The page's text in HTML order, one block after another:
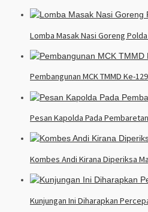
Lomba Masak Nasi Goreng
Pembangunan MCK TMMD Ke-
Pesan Kapolda Pada
Kombes Andi Kirana Diperiksa
Kunjungan Ini Diharapkan